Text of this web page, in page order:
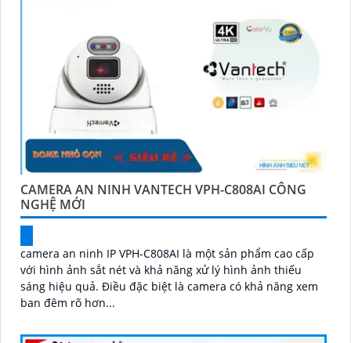
CAMERA AN NINH VANTECH VPH-C808AI CÔNG
NGHỆ MỚI
camera an ninh IP VPH-C808AI là một sản phẩm cao cấp
với hình ảnh sắt nét và khả năng xử lý hình ảnh thiếu
sáng hiệu quả. Điều đặc biệt là camera có khả năng xem
ban đêm rõ hơn...